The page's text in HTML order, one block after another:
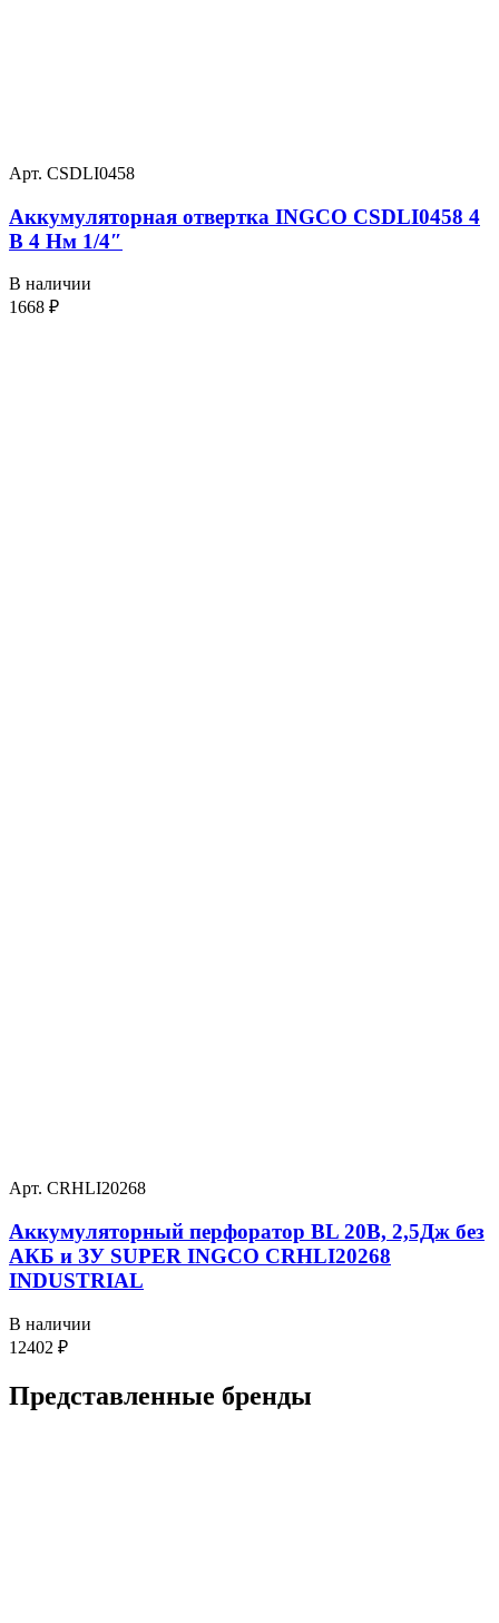
Арт. CSDLI0458
Аккумуляторная отвертка INGCO CSDLI0458 4
В 4 Нм 1/4″
В наличии
1668 ₽
Арт. CRHLI20268
Аккумуляторный перфоратор BL 20В, 2,5Дж без
АКБ и ЗУ SUPER INGCO CRHLI20268
INDUSTRIAL
В наличии
12402 ₽
Представленные бренды